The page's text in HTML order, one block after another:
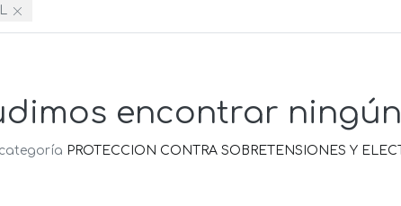
encontrar
PROTECCION CONTRA SOBRETENSIONES Y